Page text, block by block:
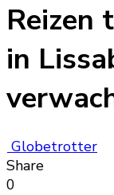
Reizen
in
Globetrotter
Share
0